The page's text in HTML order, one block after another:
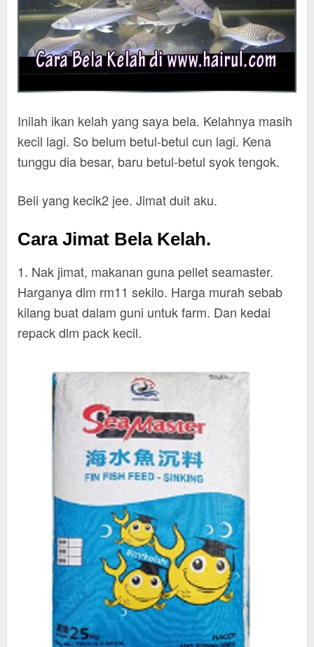
Inilah ikan kelah yang saya bela. Kelahnya masih
kecil lagi. So belum betul-betul cun lagi. Kena
tunggu dia besar, baru betul-betul syok tengok.
Beli yang kecik2 jee. Jimat duit aku.
Cara Jimat Bela Kelah.
1. Nak jimat, makanan guna pellet seamaster.
Harganya dlm rm11 sekilo. Harga murah sebab
kilang buat dalam guni untuk farm. Dan kedai
repack dlm pack kecil.